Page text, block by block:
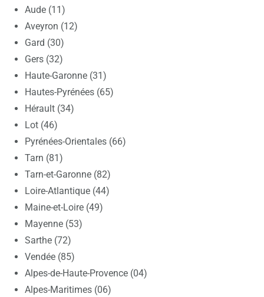
Aude (11)
Aveyron (12)
Gard (30)
Gers (32)
Haute-Garonne (31)
Hautes-Pyrénées (65)
Hérault (34)
Lot (46)
Pyrénées-Orientales (66)
Tarn (81)
Tarn-et-Garonne (82)
Loire-Atlantique (44)
Maine-et-Loire (49)
Mayenne (53)
Sarthe (72)
Vendée (85)
Alpes-de-Haute-Provence (04)
Alpes-Maritimes (06)